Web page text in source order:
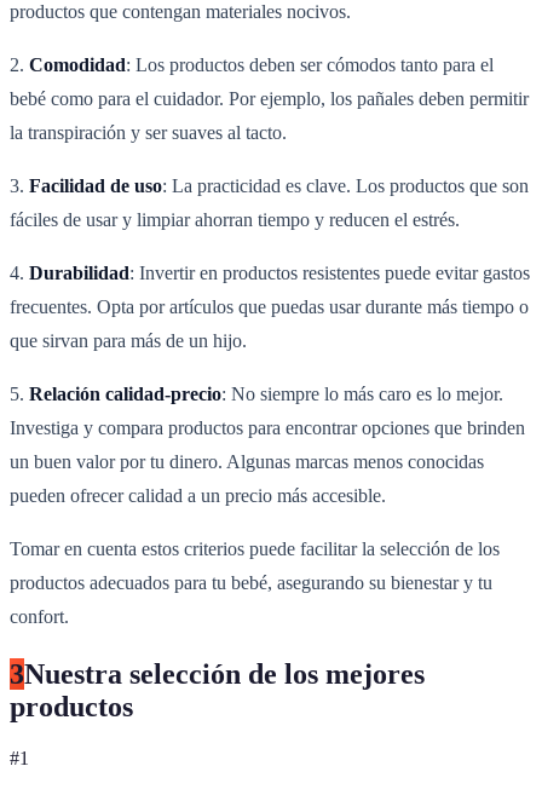
productos que contengan materiales nocivos.
2. Comodidad: Los productos deben ser cómodos tanto para el
bebé como para el cuidador. Por ejemplo, los pañales deben permitir
la transpiración y ser suaves al tacto.
3. Facilidad de uso: La practicidad es clave. Los productos que son
fáciles de usar y limpiar ahorran tiempo y reducen el estrés.
4. Durabilidad: Invertir en productos resistentes puede evitar gastos
frecuentes. Opta por artículos que puedas usar durante más tiempo o
que sirvan para más de un hijo.
5. Relación calidad-precio: No siempre lo más caro es lo mejor.
Investiga y compara productos para encontrar opciones que brinden
un buen valor por tu dinero. Algunas marcas menos conocidas
pueden ofrecer calidad a un precio más accesible.
Tomar en cuenta estos criterios puede facilitar la selección de los
productos adecuados para tu bebé, asegurando su bienestar y tu
confort.
3Nuestra selección de los mejores
productos
#1